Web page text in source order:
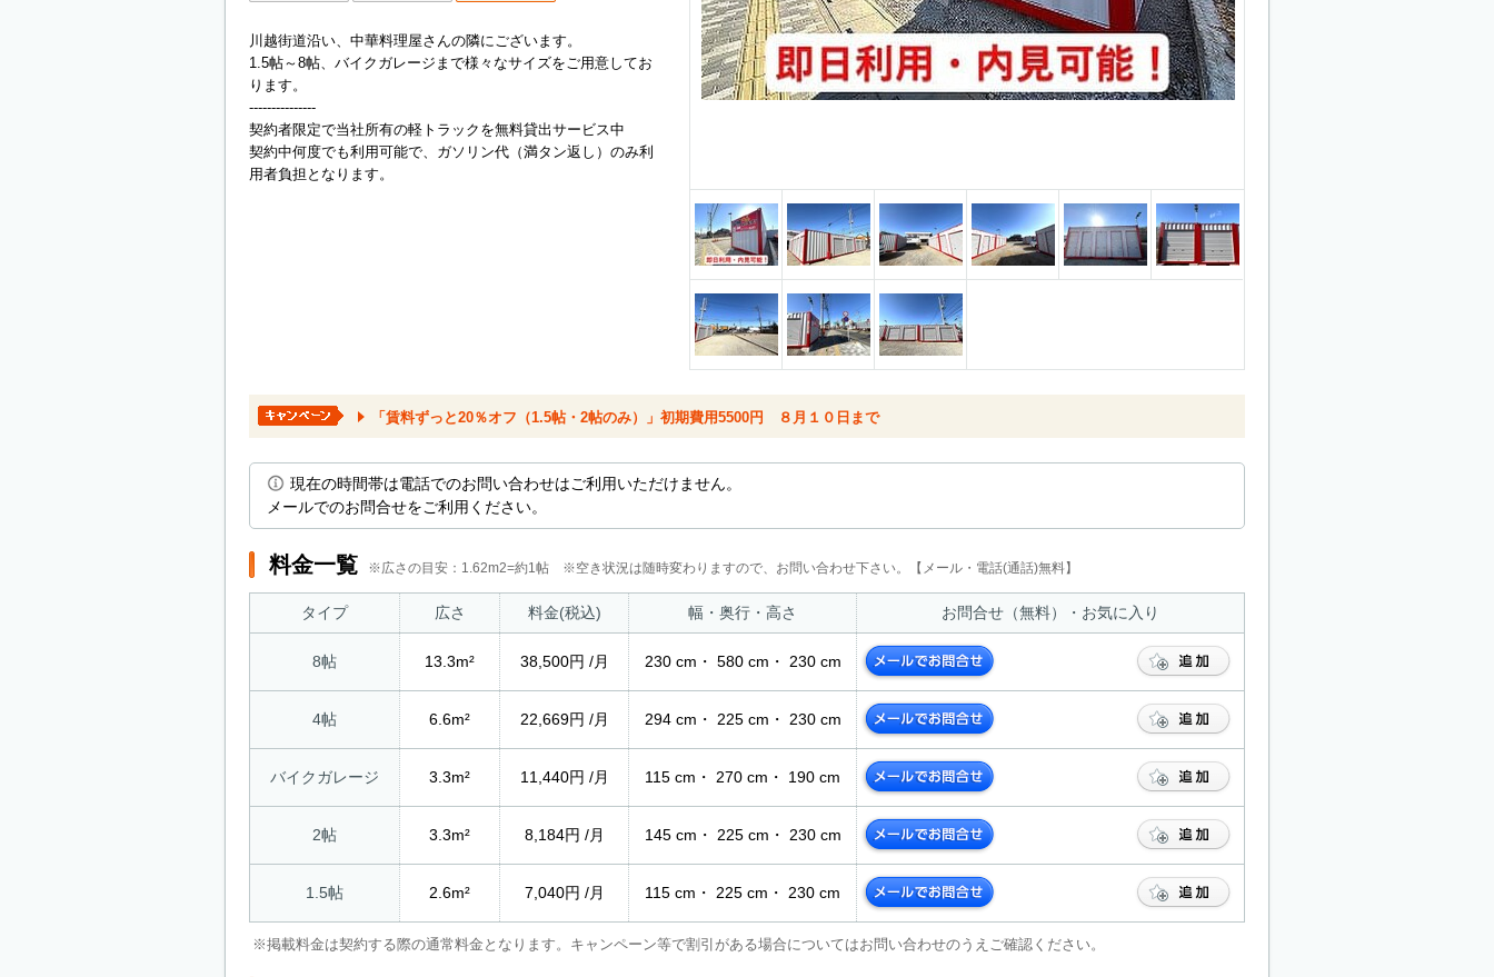
川越街道沿い、中華料理屋さんの隣にございます。
1.5帖～8帖、バイクガレージまで様々なサイズをご用意してお
ります。
---------------
契約者限定で当社所有の軽トラックを無料貸出サービス中
契約中何度でも利用可能で、ガソリン代（満タン返し）のみ利
用者負担となります。
「賃料ずっと20％オフ（1.5帖・2帖のみ）」初期費用5500円 ８月１０日まで
現在の時間帯は電話でのお問い合わせはご利用いただけません。
メールでのお問合せをご利用ください。
料金一覧 ※広さの目安：1.62m2=約1帖 ※空き状況は随時変わりますので、お問い合わせ下さい。【メール・電話(通話)無料】
タイプ 広さ 料金(税込) 幅・奥行・高さ お問合せ（無料）・お気に入り
8帖 13.3m² 38,500円 /月 230 cm・ 580 cm・ 230 cm
4帖 6.6m² 22,669円 /月 294 cm・ 225 cm・ 230 cm
バイクガレージ 3.3m² 11,440円 /月 115 cm・ 270 cm・ 190 cm
2帖 3.3m² 8,184円 /月 145 cm・ 225 cm・ 230 cm
1.5帖 2.6m² 7,040円 /月 115 cm・ 225 cm・ 230 cm
※掲載料金は契約する際の通常料金となります。キャンペーン等で割引がある場合についてはお問い合わせのうえご確認ください。